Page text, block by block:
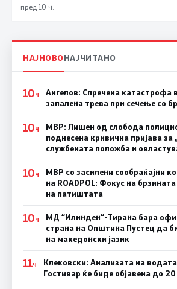
пред 10 ч.
НАЈНОВОНАЈЧИТАНО
10Ч
Ангелов: Спречена катастрофа
запалена трева при сечење со
10Ч
МВР: Лишен од слобода
поднесена кривична пријава за
службената положба и
10Ч
МВР со засилени сообраќајни
на ROADPOL: Фокус на
на патиштата
10Ч
МД “Илинден“-Тирана бара
страна на Општина Пустец да
на македонски јазик
11Ч
Клековски: Анализата на
Гостивар ќе биде објавена до 20